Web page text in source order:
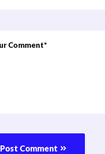
Post Comment